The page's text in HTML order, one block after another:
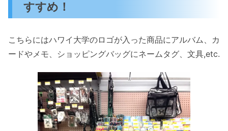
すすめ！
こちらにはハワイ大学のロゴが入った商品にアルバム、カ
ードやメモ、ショッピングバッグにネームタグ、文具,etc.